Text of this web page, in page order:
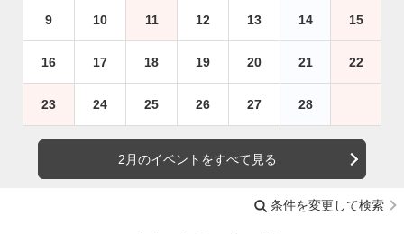
9 10 11 12 13 14 15
16 17 18 19 20 21 22
23 24 25 26 27 28
2月のイベントをすべて見る
条件を変更して検索